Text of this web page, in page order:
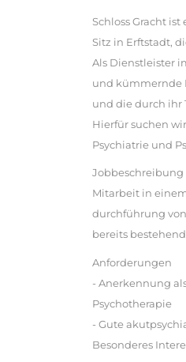
Schloss Gracht
Sitz in Erftstadt,
Als Dienstleister
und kümmernde
und die durch ihr
Hierfür suchen
Psychiatrie und
Jobbeschreibung
Mitarbeit in
durchführung
bereits
Anforderungen
- Anerkennung
Psychotherapie
- Gute
Besonderes